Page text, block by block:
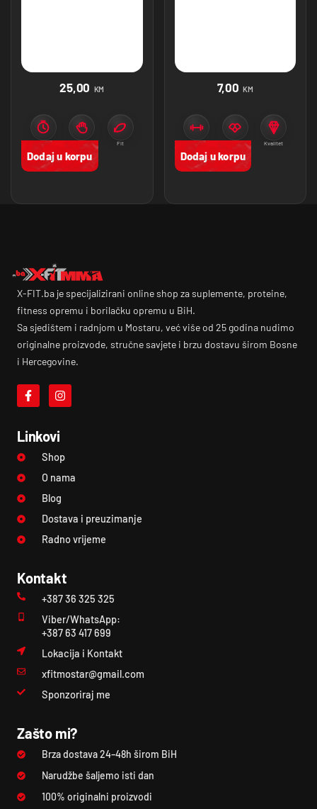
25,00 KM
Zaštita Stabilnost Fit
Dodaj u korpu
7,00 KM
Zaštita Venum Kvalitet
Dodaj u korpu
X-FIT.ba je specijalizirani online shop za suplemente, proteine,
fitness opremu i borilačku opremu u BiH.
Sa sjedištem i radnjom u Mostaru, već više od 25 godina nudimo
originalne proizvode, stručne savjete i brzu dostavu širom Bosne
i Hercegovine.
Linkovi
Shop
O nama
Blog
Dostava i preuzimanje
Radno vrijeme
Kontakt
+387 36 325 325
Viber/WhatsApp:
+387 63 417 699
Lokacija i Kontakt
xfitmostar@gmail.com
Sponzoriraj me
Zašto mi?
Brza dostava 24–48h širom BiH
Narudžbe šaljemo isti dan
100% originalni proizvodi